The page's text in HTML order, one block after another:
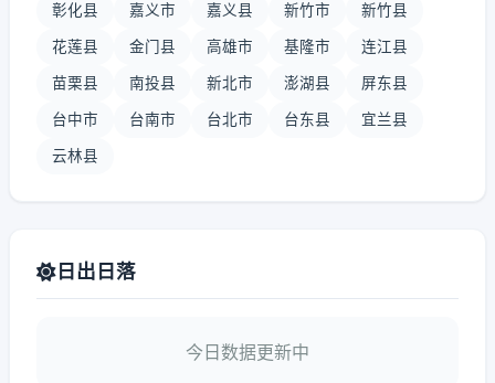
彰化县 嘉义市 嘉义县 新竹市 新竹县
花莲县 金门县 高雄市 基隆市 连江县
苗栗县 南投县 新北市 澎湖县 屏东县
台中市 台南市 台北市 台东县 宜兰县
云林县
日出日落
今日数据更新中